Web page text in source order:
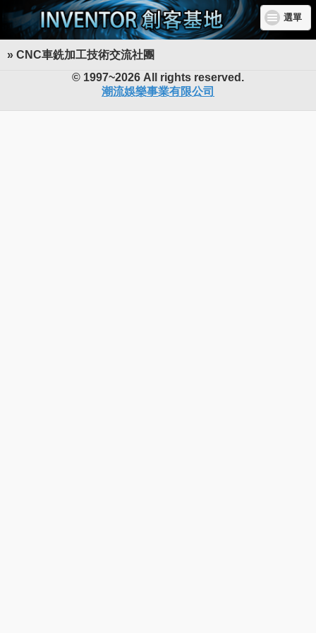
選單
» CNC車銑加工技術交流社團
INVENTOR 創客基地
© 1997~2026 All rights reserved.
潮流娛樂事業有限公司